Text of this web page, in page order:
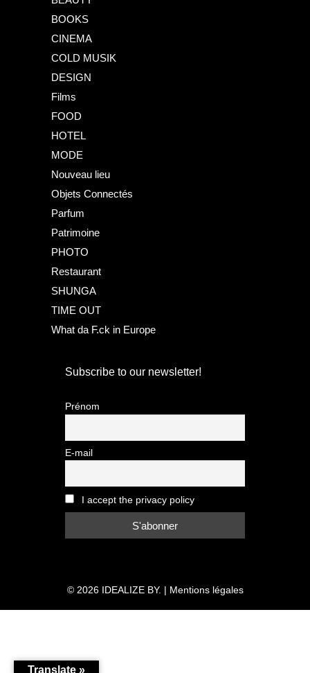
BOOKS
CINEMA
COLD MUSIK
DESIGN
Films
FOOD
HOTEL
MODE
Nouveau lieu
Objets Connectés
Parfum
Patrimoine
PHOTO
Restaurant
SHUNGA
TIME OUT
What da F.ck in Europe
Subscribe to our newsletter!
Prénom
E-mail
I accept the privacy policy
© 2026 IDEALIZE BY. | Mentions légales
Translate »